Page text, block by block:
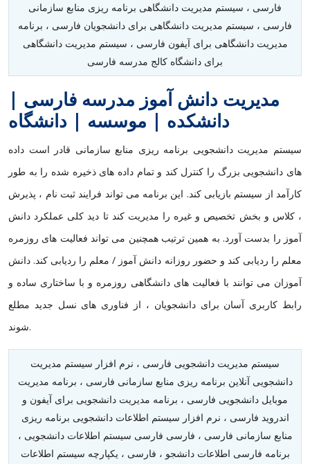
فارسی ، سیستم مدیریت دانشگاهی برنامه ریزی منابع سازمانی
فارسی ، سیستم مدیریت دانشگاهی برای دانشجویان فارسی ، برنامه
مدیریت دانشگاهی برای آیفون فارسی ، سیستم مدیریت دانشگاهی
برای دانشگاه کالج مدرسه فارسی
مدیریت دانش آموز مدرسه فارسی |
دانشکده | موسسه | دانشگاه
سیستم مدیریت دانشجویی برنامه ریزی منابع سازمانی قادر است داده
های دانشجویی بزرگ را کنترل کند و تمام داده های ذخیره شده را به طور
کارآمد از سیستم بازیابی کند. این برنامه می تواند فرایند ثبت نام ، پذیرش
، کلاس و بخش تخصیص و غیره را مدیریت کند تا دید کلی عملکرد دانش
آموز را بدست آورد. به همین ترتیب همچنین می تواند فعالیت های روزمره
معلم را ردیابی کند و حضور روزانه دانش آموز / معلم را ردیابی کند. دانش
آموزان می توانند با فعالیت های دانشگاهی روزمره و با ساختاری ساده و
رابط کاربری آسان برای دانشجویان ، از فناوری های نسل جدید مطلع
شوند.
سیستم مدیریت دانشجویی فارسی ، نرم افزار سیستم مدیریت
دانشجویی آنلاین برنامه ریزی منابع سازمانی فارسی ، برنامه مدیریت
موبایل دانشجویی فارسی ، برنامه مدیریت دانشجویی برای آیفون و
اندروید فارسی ، نرم افزار سیستم اطلاعات دانشجویی برنامه ریزی
منابع سازمانی فارسی ، فارسی فارسی سیستم اطلاعات دانشجویی ،
برنامه فارسی اطلاعات دانشجو ، فارسی ، یکپارچه سیستم اطلاعات